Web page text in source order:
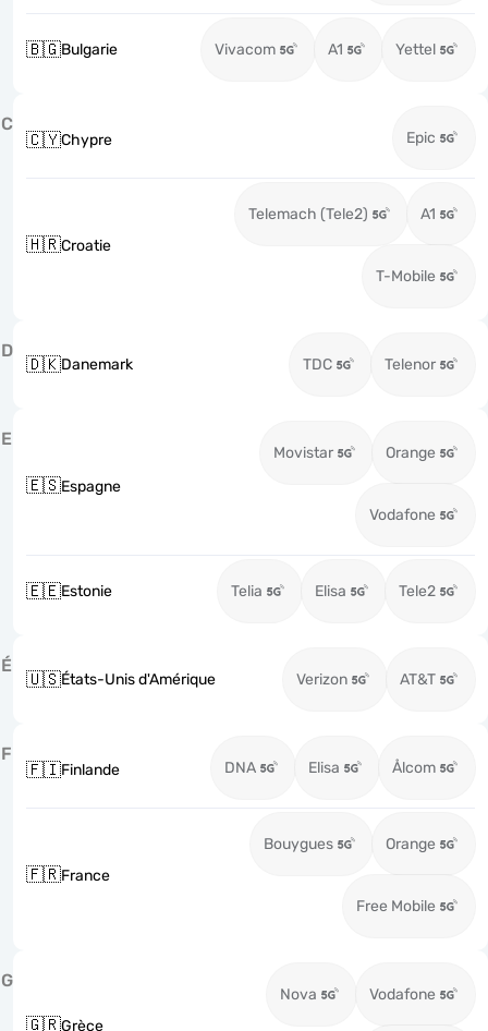
🇧🇬Bulgarie Vivacom A1 Yettel
C
🇨🇾Chypre Epic
🇭🇷Croatie
Telemach (Tele2) A1
T-Mobile
D
🇩🇰Danemark TDC Telenor
E
🇪🇸Espagne
Movistar Orange
Vodafone
🇪🇪Estonie Telia Elisa Tele2
É
🇺🇸États-Unis d'Amérique Verizon AT&T
F
🇫🇮Finlande DNA Elisa Ålcom
🇫🇷France
Bouygues Orange
Free Mobile
G
🇬🇷Grèce
Nova Vodafone